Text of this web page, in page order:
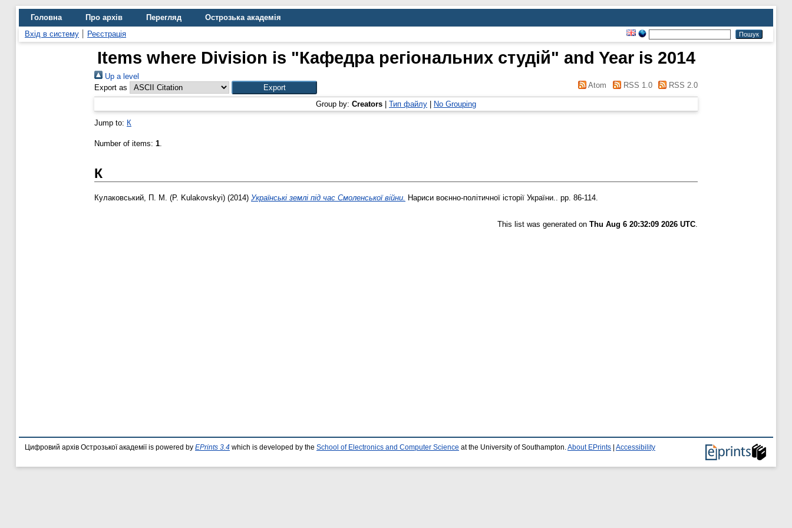
Головна Про архів Перегляд
Острозька академія
Вхід в систему
Реєстрація
Items where Division is "Кафедра регіональних студій" and Year is 2014
Up a level
Export as
Atom RSS 1.0 RSS 2.0
Group by: Creators Тип файлу No Grouping
Jump to: К
Number of items: 1.
К
Кулаковський, П. М. (P. Kulakovskyi) (2014) Українські землі під час Смоленської війни. Нариси воєнно-політичної історії України.. pp. 86-114.
This list was generated on Thu Aug 6 20:32:09 2026 UTC.
Цифровий архів Острозької академії is powered by EPrints 3.4 which is developed by the School of Electronics and Computer Science at the University of Southampton. About EPrints Accessibility